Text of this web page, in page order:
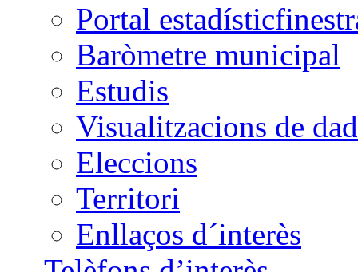
Portal estadístic
Baròmetre municipal
Estudis
Visualitzacions de
Eleccions
Territori
Enllaços d´interès